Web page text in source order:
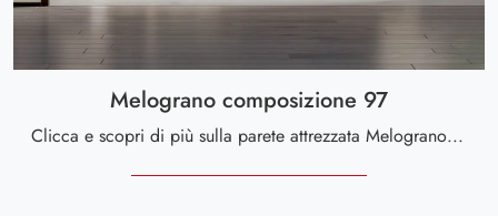
Melograno composizione 97
Clicca e scopri di più sulla parete attrezzata Melograno composizione 97 della marca Le Fablier: è la soluzione dalle linee moderne perfetta per te.